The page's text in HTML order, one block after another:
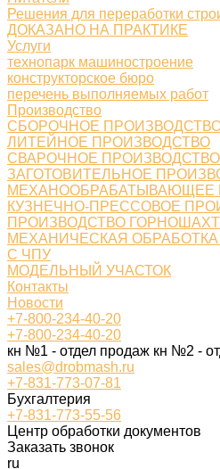
Решения для переработки
ДОКАЗАНО НА ПРАКТИКЕ
Услуги
технопарк машиностроение
конструкторское бюро
перечень выполняемых работ
Производство
СБОРОЧНОЕ
ЛИТЕЙНОЕ ПРОИЗВОДСТВО
СВАРОЧНОЕ ПРОИЗВОДСТВО
ЗАГОТОВИТЕЛЬНОЕ
МЕХАНООБРАБАТЫВАЮЩЕЕ
КУЗНЕЧНО-ПРЕССОВОЕ
ПРОИЗВОДСТВО
МЕХАНИЧЕСКАЯ
С ЧПУ
МОДЕЛЬНЫЙ УЧАСТОК
Контакты
Новости
+7-800-234-40-20
+7-800-234-40-20
кн №1 - отдел продаж кн №2 -
sales@drobmash.ru
+7-831-773-07-81
Бухгалтерия
+7-831-773-55-56
Центр обработки документов
Заказать звонок
ru